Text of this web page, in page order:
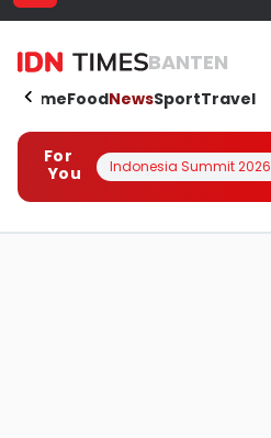
BANTEN
HomeFoodNewsSportTravel
For
You
Indonesia Summit 2026